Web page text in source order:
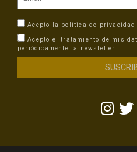
Acepto la política de privacidad
Acepto el tratamiento de mis
periódicamente la newsletter.